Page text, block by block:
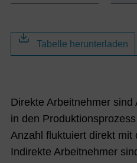
Tabelle herunterladen
Direkte Arbeitnehmer
in den
Anzahl fluktuiert direkt mit
Indirekte Arbeitnehmer